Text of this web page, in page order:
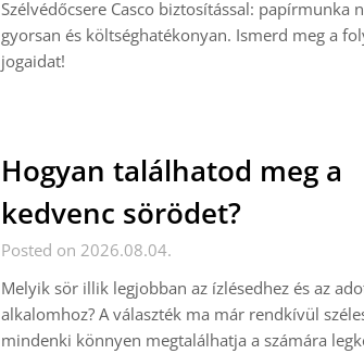
Szélvédőcsere Casco biztosítással: papírmunka
gyorsan és költséghatékonyan. Ismerd meg a
jogaidat!
Hogyan találhatod meg a
kedvenc sörödet?
Posted on 2026.08.04.
Melyik sör illik legjobban az ízlésedhez és az
alkalomhoz? A választék ma már rendkívül
mindenki könnyen megtalálhatja a számára